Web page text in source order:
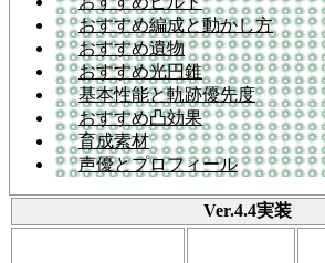
おすすめ編成と動かし方
おすすめ遺物
おすすめ光円錐
基本性能と軌跡優先度
おすすめ凸効果
育成素材
声優とプロフィール
Ver.4.4実装